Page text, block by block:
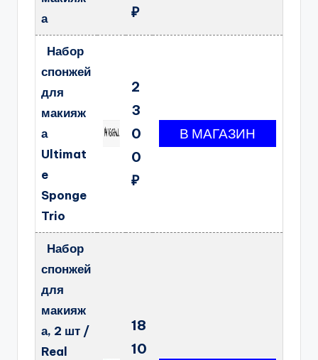
а
₽
Набор
спонжей
для
макияж
а
Ultimat
e
Sponge
Trio
2
3
0
0
₽
Набор
спонжей
для
макияж
а, 2 шт /
Real
18
10